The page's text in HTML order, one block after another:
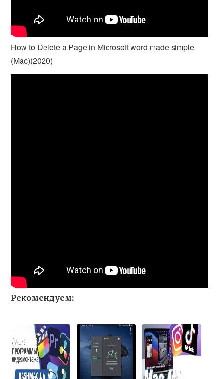
How to Delete a Page in Microsoft word made simple
(Mac)(2020)
Рекомендуем: